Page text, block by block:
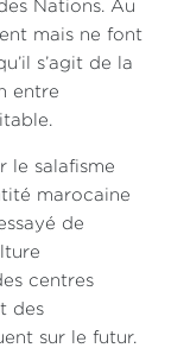
Nations. Au
mais ne font
s’agit de la
entre
le salafisme
marocaine
de
centres
des
sur le futur.